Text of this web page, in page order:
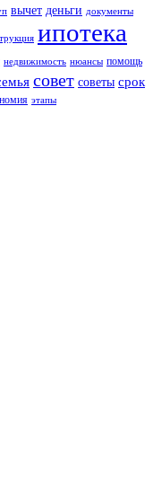
вычет деньги документы
ипотека
недвижимость нюансы помощь
совет советы срок
этапы